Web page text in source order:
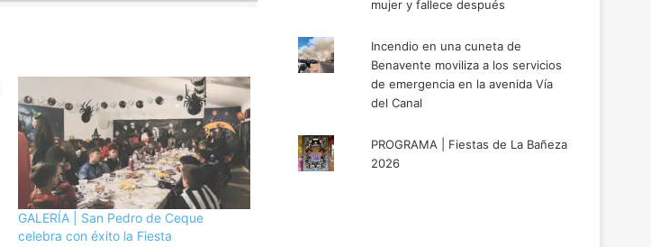
GALERÍA | San Pedro de Ceque
celebra con éxito la Fiesta
mujer y fallece después
Incendio en una cuneta de
Benavente moviliza a los servicios
de emergencia en la avenida Vía
del Canal
PROGRAMA | Fiestas de La Bañeza
2026